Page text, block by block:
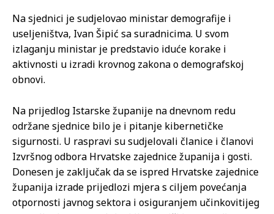
Na sjednici je sudjelovao ministar demografije i
useljeništva, Ivan Šipić sa suradnicima. U svom
izlaganju ministar je predstavio iduće korake i
aktivnosti u izradi krovnog zakona o demografskoj
obnovi.
Na prijedlog Istarske županije na dnevnom redu
održane sjednice bilo je i pitanje kibernetičke
sigurnosti. U raspravi su sudjelovali članice i članovi
Izvršnog odbora Hrvatske zajednice županija i gosti.
Donesen je zaključak da se ispred Hrvatske zajednice
županija izrade prijedlozi mjera s ciljem povećanja
otpornosti javnog sektora i osiguranjem učinkovitijeg